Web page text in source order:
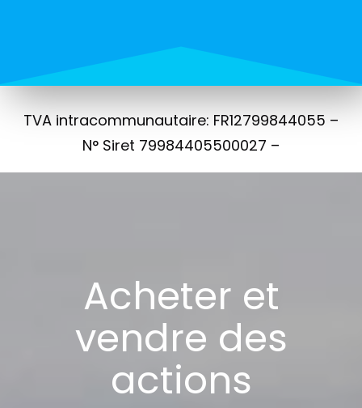
TVA intracommunautaire: FR12799844055 –
N° Siret 79984405500027 –
Acheter et
vendre des
actions